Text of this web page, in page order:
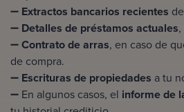
➖ Extractos bancarios recientes
➖ Detalles de préstamos actuales
➖Contrato de arras, en caso de
de compra.
➖ Escrituras de propiedades a tu
➖ En algunos casos, el informe de